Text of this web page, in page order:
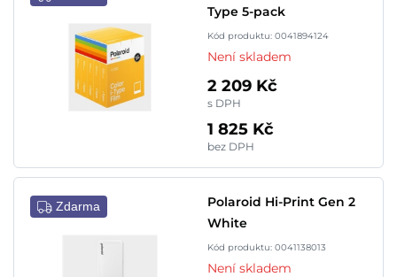
Type 5-pack
Kód produktu: 0041894124
Není skladem
2 209 Kč
s DPH
1 825 Kč
bez DPH
Zdarma
Polaroid Hi-Print Gen 2
White
Kód produktu: 0041138013
Není skladem